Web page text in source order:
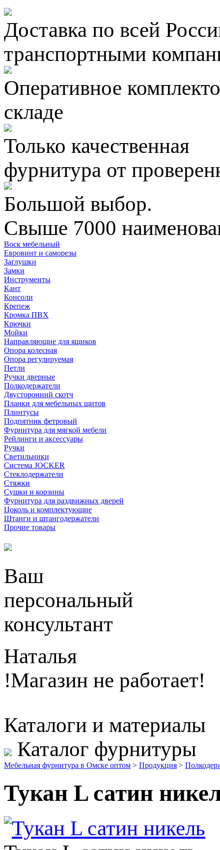
Доставка по всей
транспортными
Оперативное
складе
Только качественная
фурнитура от
Большой выбор.
Свыше 7000
Воск мебельный
Евровинт и саморезы
Заглушки
Замки
Инструменты
Кант
Консоли
Крепеж
Кромка ПВХ
Крючки
Мойки
Направляющие для ящиков
Опора колесная
Опора регулируемая
Петли
Ручки дверные
Полкодержатели
Двусторонний скотч
Планки для мебельных щитов
Плинтусы
Подпятник фетровый
Фурнитура для мягкой мебели
Рейлинги и аксессуары
Ручки
Светильники
Система JOCKER
Стеклодержатели
Стяжки
Сушки и корзины
Фурнитура для раздвижных дверей
Цоколь и комплектующие
Штанги и штангодержатели
Прочие товары
Ваш
персональный
консультант
Наталья
!Магазин не работает!
Каталоги и материалы
Каталог фурнитуры
Мебельная фурнитура в Омске оптом > Продукция >
Тукан L сатин